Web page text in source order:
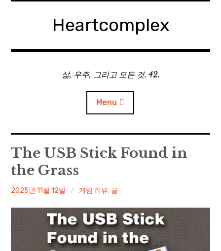
Heartcomplex
삶, 우주, 그리고 모든 것. 42.
Menu
홈
Private Military Manager: Tactical Auto Battler
Plebby Quest: The Crusades
GOTYS
Paper Star Fighters
The USB Stick Found in
the Grass
irene
2025년 11월 12일 게임 리뷰, 글